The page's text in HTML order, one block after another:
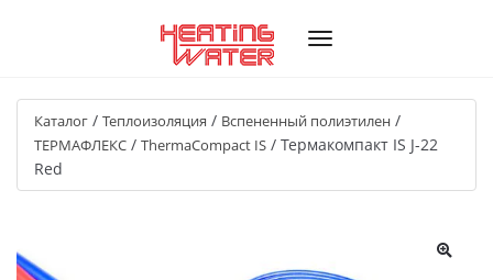
Каталог / Теплоизоляция / Вспененный полиэтилен /
ТЕРМАФЛЕКС / ThermaCompact IS / Термакомпакт IS J-22
Red